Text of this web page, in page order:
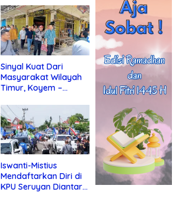
Sinyal Kuat Dari
Masyarakat Wilayah
Timur, Koyem –
di Kotim
Iswanti-Mistius
Mendaftarkan Diri di
KPU Seruyan Diantar